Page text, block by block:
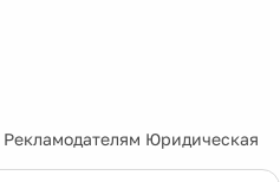
Рекламодателям Юридическая